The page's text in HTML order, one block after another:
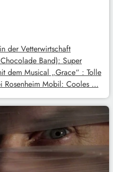
der Vetterwirtschaft
Band): Super
dem Musical „Grace“ : Tolle
Rosenheim Mobil: Cooles …